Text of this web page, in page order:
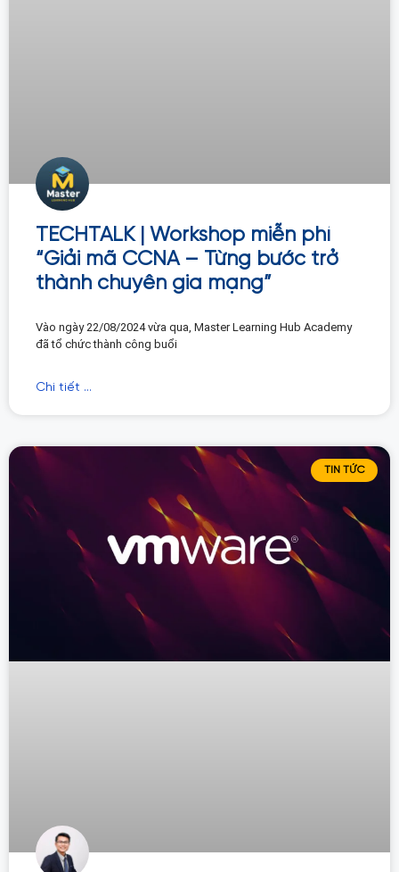
TECHTALK | Workshop miễn phí
“Giải mã CCNA – Từng bước trở
thành chuyên gia mạng”
Vào ngày 22/08/2024 vừa qua, Master Learning Hub Academy
đã tổ chức thành công buổi
Chi tiết ...
TIN TỨC